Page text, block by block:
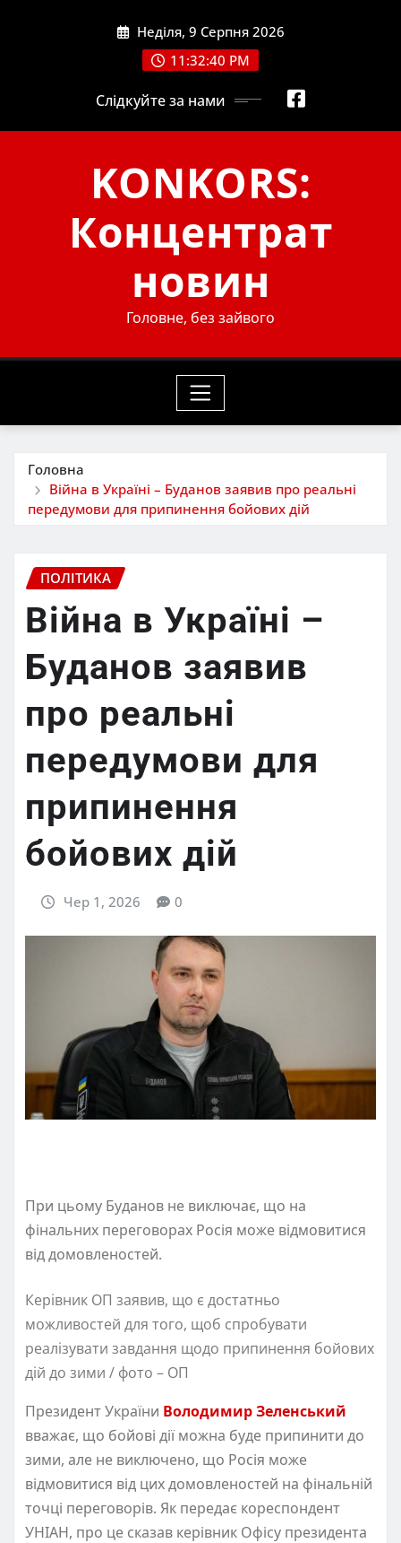
Неділя, 9 Серпня 2026
11:32:41 PM
Слідкуйте за нами
KONKORS:
Концентрат
новин
Головне, без зайвого
Головна
Війна в Україні – Буданов заявив про реальні
передумови для припинення бойових дій
ПОЛІТИКА
Війна в Україні –
Буданов заявив
про реальні
передумови для
припинення
бойових дій
Чер 1, 2026 0
При цьому Буданов не виключає, що на
фінальних переговорах Росія може відмовитися
від домовленостей.
Керівник ОП заявив, що є достатньо
можливостей для того, щоб спробувати
реалізувати завдання щодо припинення бойових
дій до зими / фото – ОП
Президент України Володимир Зеленський
вважає, що бойові дії можна буде припинити до
зими, але не виключено, що Росія може
відмовитися від цих домовленостей на фінальній
точці переговорів. Як передає кореспондент
УНІАН, про це сказав керівник Офісу президента